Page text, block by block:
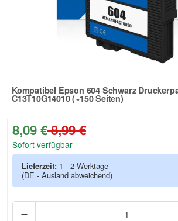
Kompatibel Epson 604 Schwarz
C13T10G14010 (~150 Seiten)
Zur Artikelbewertung
8,09 €8,99 €
Sofort verfügbar
Lieferzeit: 1 - 2 Werktage
(DE - Ausland abweichend)